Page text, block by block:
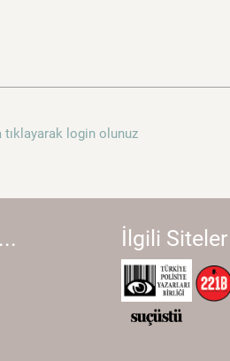
login olunuz
İlgili Siteler